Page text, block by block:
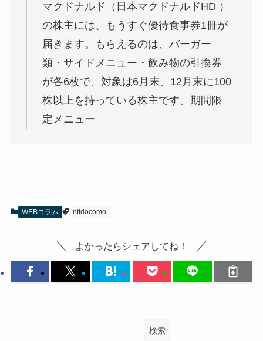
マクドナルド（日本マクドナルドHD ）
の株主には、もうすぐ優待食事券1冊が
届きます。もらえるのは、バーガー
類・サイドメニュー・飲み物の引換券
が各6枚で、対象は6月末、12月末に100
株以上を持っている株主です。期間限
定メニュー
WEBコラム nttdocomo
よかったらシェアしてね！
検索